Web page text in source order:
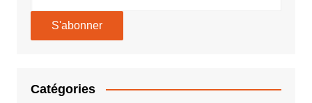
Catégories